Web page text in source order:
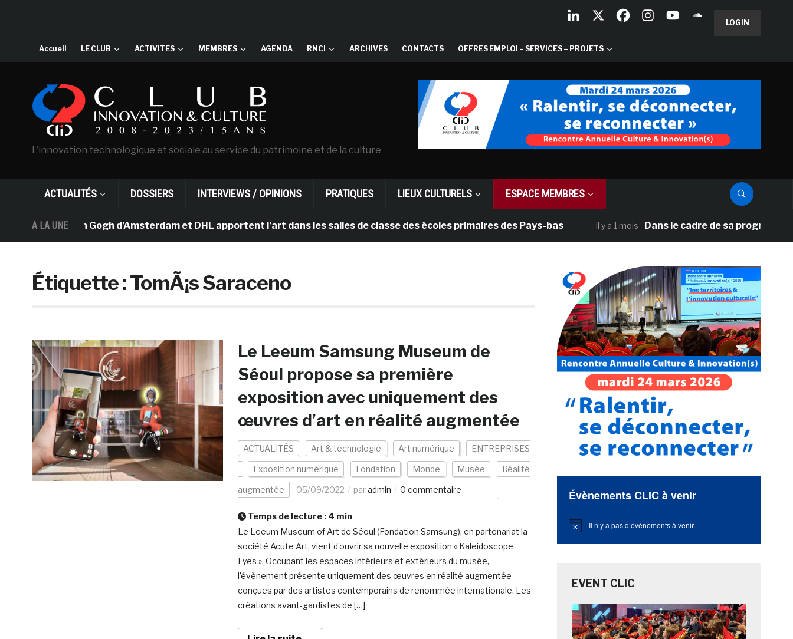
LOGIN
Accueil LE CLUB ACTIVITES MEMBRES AGENDA RNCI ARCHIVES CONTACTS OFFRES EMPLOI – SERVICES – PROJETS
L'innovation technologique et sociale au service du patrimoine et de la culture
ACTUALITÉS DOSSIERS INTERVIEWS / OPINIONS PRATIQUES LIEUX CULTURELS ESPACE MEMBRES
A LA UNE
musée Van Gogh d’Amsterdam et DHL apportent l’art dans les salles de classe des écoles primaires des Pays-bas il y a 1 mois Dans le cadre de sa programmation
Étiquette :TomÃ¡s Saraceno
Le Leeum Samsung Museum de
Séoul propose sa première
exposition avec uniquement des
œuvres d’art en réalité augmentée
ACTUALITÉS Art & technologie Art numérique ENTREPRISES
Exposition numérique Fondation Monde Musée Réalité
augmentée 05/09/2022 paradmin 0 commentaire
Temps de lecture : 4 min
Le Leeum Museum of Art de Séoul (Fondation Samsung), en partenariat la
société Acute Art, vient d’ouvrir sa nouvelle exposition « Kaleidoscope
Eyes ». Occupant les espaces intérieurs et extérieurs du musée,
l’évènement présente uniquement des œuvres en réalité augmentée
conçues par des artistes contemporains de renommée internationale. Les
créations avant-gardistes de […]
Évènements CLIC à venir
Notice Il n’y a pas d’évènements à venir.
EVENT CLIC